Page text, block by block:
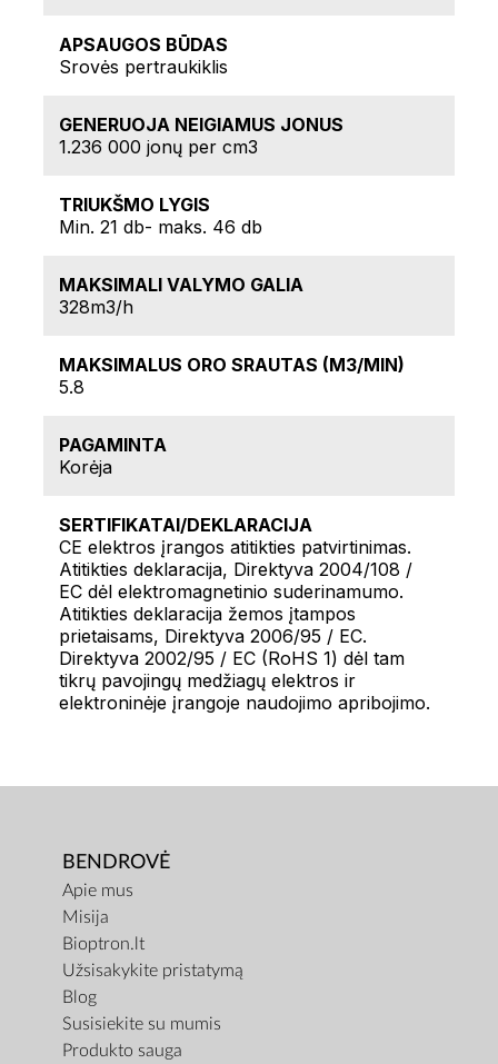
APSAUGOS BŪDAS
Srovės pertraukiklis
GENERUOJA NEIGIAMUS JONUS
1.236 000 jonų per cm3
TRIUKŠMO LYGIS
Min. 21 db- maks. 46 db
MAKSIMALI VALYMO GALIA
328m3/h
MAKSIMALUS ORO SRAUTAS (M3/MIN)
5.8
PAGAMINTA
Korėja
SERTIFIKATAI/DEKLARACIJA
CE elektros įrangos atitikties patvirtinimas.
Atitikties deklaracija, Direktyva 2004/108 /
EC dėl elektromagnetinio suderinamumo.
Atitikties deklaracija žemos įtampos
prietaisams, Direktyva 2006/95 / EC.
Direktyva 2002/95 / EC (RoHS 1) dėl tam
tikrų pavojingų medžiagų elektros ir
elektroninėje įrangoje naudojimo apribojimo.
BENDROVĖ
Apie mus
Misija
Bioptron.lt
Užsisakykite pristatymą
Blog
Susisiekite su mumis
Produkto sauga